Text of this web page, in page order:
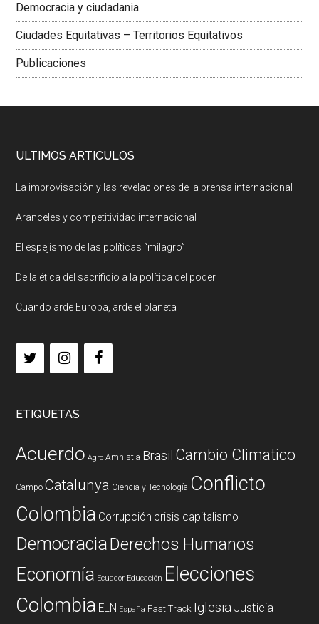
Democracia y ciudadania
Ciudades Equitativas – Territorios Equitativos
Publicaciones
ULTIMOS ARTICULOS
La improvisación y las revelaciones de la prensa internacional
Aranceles y competitividad internacional
El espejismo de las políticas “milagro”
De la ética del sacrificio a la política del poder
Cuando arde Europa, arde el planeta
ETIQUETAS
Acuerdo Agro Amnistia Brasil Cambio Climatico
Campo Catalunya Ciencia y Tecnología Conflicto
Colombia Corrupción crisis capitalismo
DemocraciaDerechos Humanos
Economía Ecuador Educación Elecciones
Colombia ELN España Fast Track Iglesia Justicia